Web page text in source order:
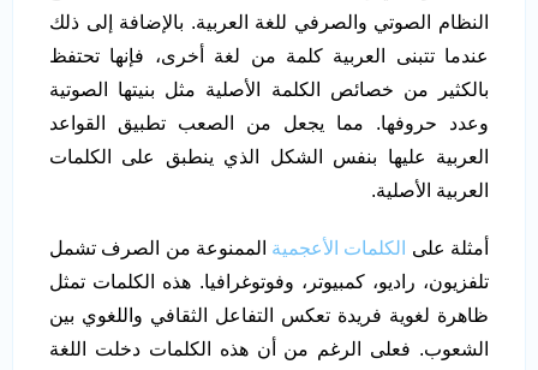
النظام الصوتي والصرفي للغة العربية. بالإضافة إلى ذلك
عندما تتبنى العربية كلمة من لغة أخرى، فإنها تحتفظ
بالكثير من خصائص الكلمة الأصلية مثل بنيتها الصوتية
وعدد حروفها. مما يجعل من الصعب تطبيق القواعد
العربية عليها بنفس الشكل الذي ينطبق على الكلمات
العربية الأصلية.
أمثلة على الكلمات الأعجمية الممنوعة من الصرف تشمل
تلفزيون، راديو، كمبيوتر، وفوتوغرافيا. هذه الكلمات تمثل
ظاهرة لغوية فريدة تعكس التفاعل الثقافي واللغوي بين
الشعوب. فعلى الرغم من أن هذه الكلمات دخلت اللغة